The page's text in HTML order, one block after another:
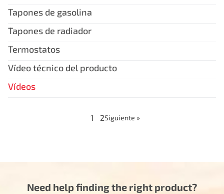
Tapones de gasolina
Tapones de radiador
Termostatos
Vídeo técnico del producto
Vídeos
1 2Siguiente »
Need help finding the right product?